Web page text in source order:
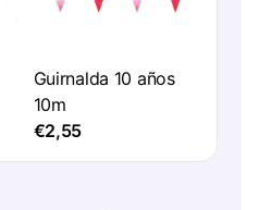
Guirnalda 10 años
10m
€2,55